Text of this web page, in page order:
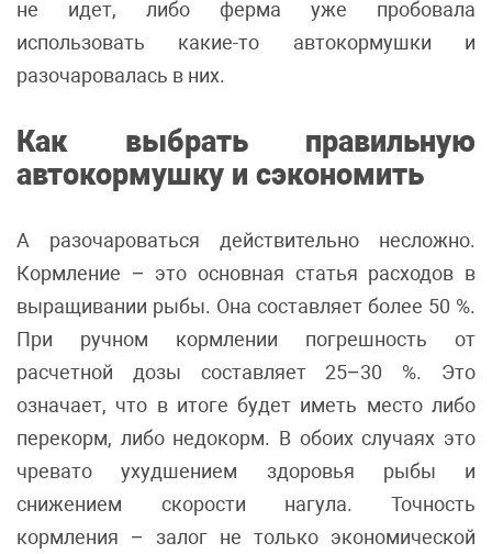
не идет, либо ферма уже пробовала
использовать какие-то автокормушки и
разочаровалась в них.
Как выбрать правильную
автокормушку и сэкономить
А разочароваться действительно несложно.
Кормление – это основная статья расходов в
выращивании рыбы. Она составляет более 50 %.
При ручном кормлении погрешность от
расчетной дозы составляет 25–30 %. Это
означает, что в итоге будет иметь место либо
перекорм, либо недокорм. В обоих случаях это
чревато ухудшением здоровья рыбы и
снижением скорости нагула. Точность
кормления – залог не только экономической